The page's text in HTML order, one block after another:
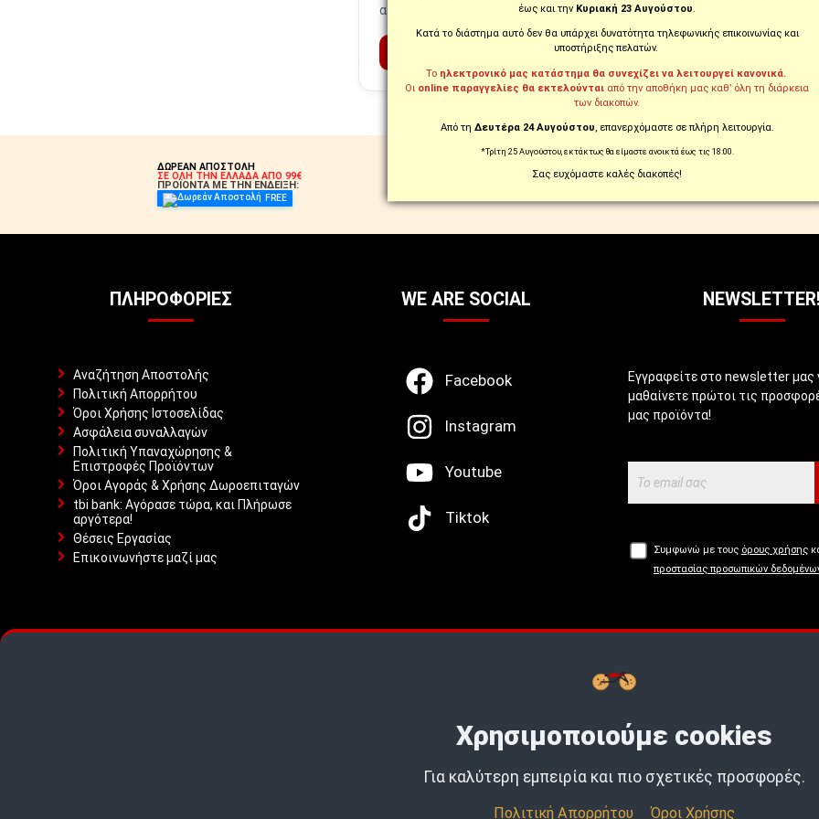
αποθήκευση διευθύνσεων και παρακολούθηση παραγγελιών.
ΔΗΜΙΟΥΡΓΊΑ ΛΟΓΑΡΙΑΣΜΟΎ
ΔΩΡΕΑΝ ΑΠΟΣΤΟΛΗ
ΣΕ ΟΛΗ ΤΗΝ ΕΛΛΑΔΑ ΑΠΟ 99€
ΠΡΟΪΟΝΤΑ ΜΕ ΤΗΝ ΕΝΔΕΙΞΗ:
FREE
ΤΗΛΕΦΩΝΙΚΑ ΣΤΟ
ΠΛΗΡΟΦΟΡΊΕΣ
Αναζήτηση Αποστολής
Πολιτική Απορρήτου
Όροι Χρήσης Ιστοσελίδας
Ασφάλεια συναλλαγών
Πολιτική Υπαναχώρησης &
Επιστροφές Προϊόντων
Όροι Αγοράς & Χρήσης Δωροεπιταγών
tbi bank: Αγόρασε τώρα, και Πλήρωσε
αργότερα!
Θέσεις Εργασίας
Επικοινωνήστε μαζί μας
WE ARE SOCIAL
Facebook
Instagram
Youtube
Tiktok
Εγγραφείτε στο newsletter μας
μαθαίνετε πρώτοι τις
μας προϊόντα!
Συμφωνώ με τους όρους χρήσης
προστασίας προσωπικών
Buy now, Pay later με
έως και την Κυριακή 23 Αυγούστου.
Κατά το διάστημα αυτό δεν θα υπάρχει δυνατότητα τηλεφωνικής επικοινωνίας και
υποστήριξης πελατών.
Το ηλεκτρονικό μας κατάστημα θα συνεχίζει να λειτουργεί κανονικά.
Οι online παραγγελίες θα εκτελούνται από την αποθήκη μας καθ’ όλη τη διάρκεια
των διακοπών.
Από τη Δευτέρα 24 Αυγούστου, επανερχόμαστε σε πλήρη λειτουργία.
*Τρίτη 25 Αυγούστου, εκτάκτως θα είμαστε ανοικτά έως τις 18:00.
Σας ευχόμαστε καλές διακοπές!
Χρησιμοποιούμε cookies
Για καλύτερη εμπειρία και πιο σχετικές προσφορές.
Πολιτική Απορρήτου Όροι Χρήσης